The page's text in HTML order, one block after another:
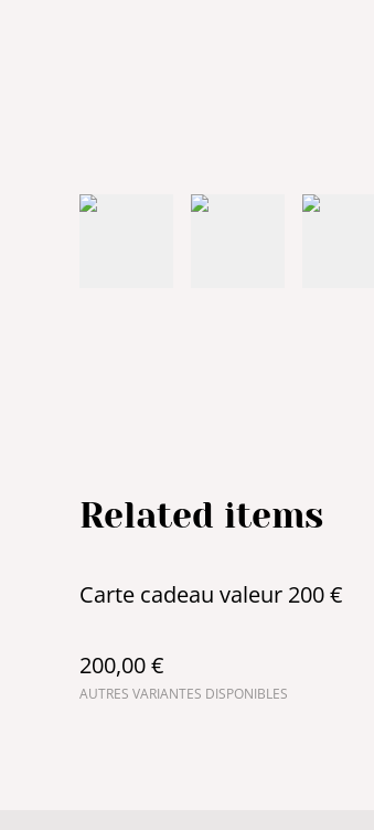
Related items
Carte cadeau valeur 200 €
200,00 €
AUTRES VARIANTES DISPONIBLES